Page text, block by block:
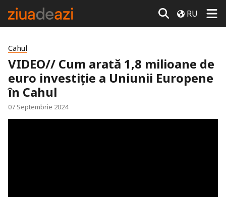
RU
Cahul
VIDEO// Cum arată 1,8 milioane de
euro investiție a Uniunii Europene
în Cahul
07 Septembrie 2024